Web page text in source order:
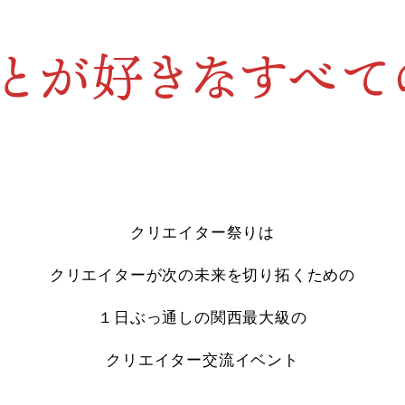
が好きなすべ
クリエイター祭りは
クリエイターが次の未来を切り拓くための
１日ぶっ通しの関西最大級の
クリエイター交流イベント